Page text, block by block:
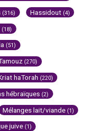
(316) Hassidout (4)
(18)
(51)
(270)
haTorah (220)
hébraïques (2)
Mélanges lait/viande (1)
juive (1)